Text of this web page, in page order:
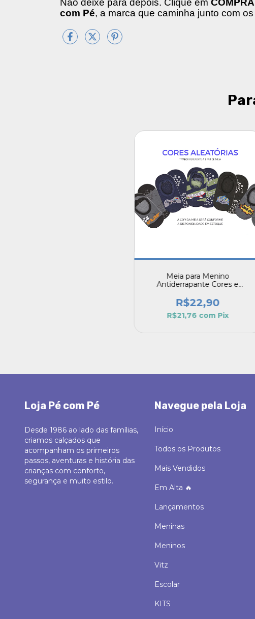
Não deixe para depois. Clique em
com Pé, a marca que caminha junto com
Meia para Menino
Antiderrapante Cores e
R$22,90
R$21,76 com Pix
Loja Pé com Pé
Desde 1986 ao lado das famílias,
criamos calçados que
acompanham os primeiros
passos, aventuras e história das
crianças com conforto,
segurança e muito estilo.
Navegue pela Loja
Início
Todos os Produtos
Mais Vendidos
Em Alta 🔥
Lançamentos
Meninas
Meninos
Vitz
Escolar
KITS